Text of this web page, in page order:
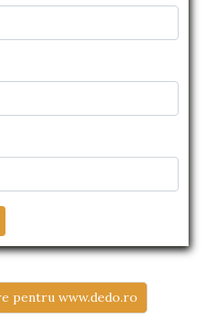
pentru www.dedo.ro